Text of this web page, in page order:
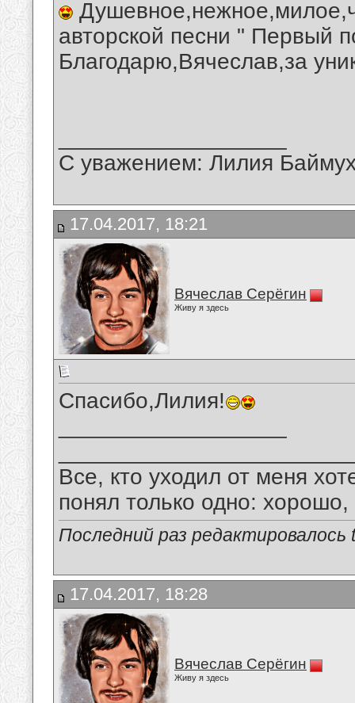
авторской песни " Первый
Благодарю,Вячеслав,за
С уважением: Лилия
17.04.2017, 18:21
Вячеслав Серёгин
Живу я здесь
Спасибо,Лилия!
Все, кто уходил от меня
понял только одно:
Последний раз
17.04.2017, 18:28
Вячеслав Серёгин
Живу я здесь